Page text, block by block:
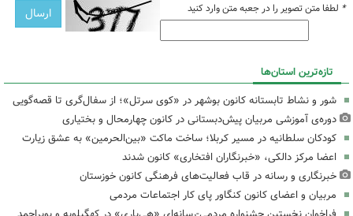
* لطفا متن تصویر را در جعبه متن وارد کنید
تازه‌ترین استان‌ها
شور و نشاط تابستانه کانون بوشهر در «کوی سرتل»؛ از سفال‌گری تا قصه‌گویی
دوره‌ی آموزشی مربیان پیش‌دبستانی در کانون چهارمحال و بختیاری
کودکان سلطانیه در مسیر کربلا؛ ساخت ماکت «بین‌الحرمین» به عشق زیارت
اعضا مرکز دالکی، «خبرنگاران افتخاری» کانون شدند
خبرنگاری و رسانه در قاب فعالیت‌های فرهنگی کانون خوزستان
مربیان و اعضای کانون کنگاور پای کار اجتماعات مردمی